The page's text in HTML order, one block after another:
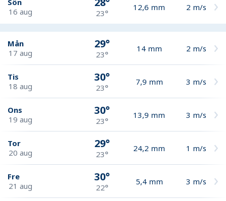
Sön
16 aug
23°
12,6 mm 2 m/s
Mån
17 aug
29°
23°
14 mm 2 m/s
Tis
18 aug
30°
23°
7,9 mm 3 m/s
Ons
19 aug
30°
23°
13,9 mm 3 m/s
Tor
20 aug
29°
23°
24,2 mm 1 m/s
Fre
21 aug
30°
22°
5,4 mm 3 m/s